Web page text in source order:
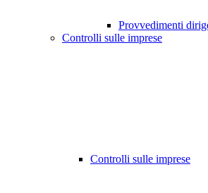
Provvedimenti
Controlli sulle imprese
Controlli sulle imprese